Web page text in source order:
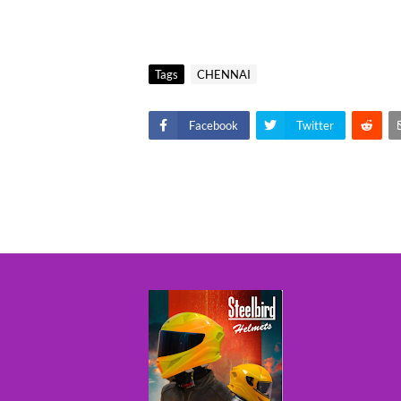
Tags CHENNAI
Facebook Twitter